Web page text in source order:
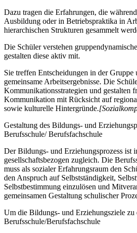
Dazu tragen die Erfahrungen, die
Ausbildung oder in Betriebspraktika in
hierarchischen Strukturen gesammelt
Die Schüler verstehen
gestalten diese aktiv mit.
Sie treffen Entscheidungen in der Gruppe
gemeinsame Arbeitsergebnisse. Die
Kommunikationsstrategien und gestalten
Kommunikation mit Rücksicht auf
sowie kulturelle Hintergründe.
Gestaltung des Bildungs- und
Berufsschule/ Berufsfachschule
Der Bildungs- und Erziehungsprozess ist
gesellschaftsbezogen zugleich. Die
muss als sozialer Erfahrungsraum den
den Anspruch auf Selbstständigkeit,
Selbstbestimmung einzulösen und
gemeinsamen Gestaltung schulischer
Um die Bildungs- und Erziehungsziele zu
Berufsschule/Berufsfachschule